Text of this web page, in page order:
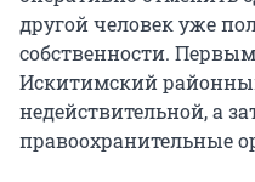
другой человек уже
собственности.
Искитимский
недействительной, а
правоохранительные